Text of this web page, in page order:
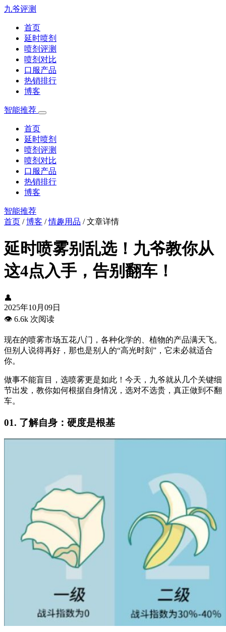
九爷评测
首页
延时喷剂
喷剂评测
喷剂对比
口服产品
热销排行
博客
智能推荐
首页
延时喷剂
喷剂评测
喷剂对比
口服产品
热销排行
博客
智能推荐
首页 /博客 /情趣用品 /文章详情
延时喷雾别乱选！九爷教你从
这4点入手，告别翻车！
👤
2025年10月09日
👁️ 6.6k 次阅读
现在的喷雾市场五花八门，各种化学的、植物的产品满天飞。
但别人说得再好，那也是别人的“高光时刻”，它未必就适合
你。
做事不能盲目，选喷雾更是如此！今天，九爷就从几个关键细
节出发，教你如何根据自身情况，选对不选贵，真正做到不翻
车。
01. 了解自身：硬度是根基